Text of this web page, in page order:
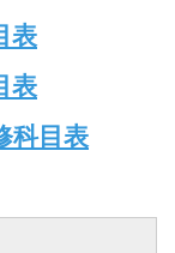
表
表
科目表